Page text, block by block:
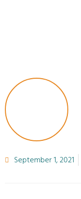
September 1, 2021